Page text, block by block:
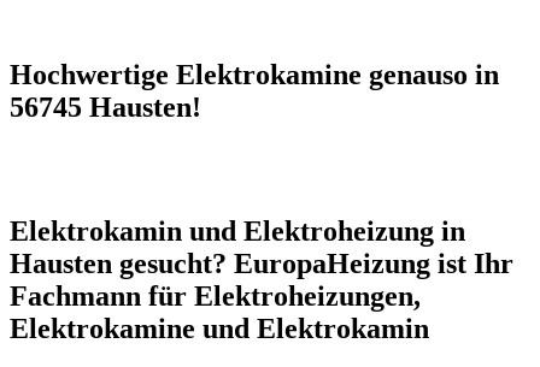
Hochwertige Elektrokamine genauso in
56745 Hausten!
Elektrokamin und Elektroheizung in
Hausten gesucht? EuropaHeizung ist Ihr
Fachmann für Elektroheizungen,
Elektrokamine und Elektrokamin